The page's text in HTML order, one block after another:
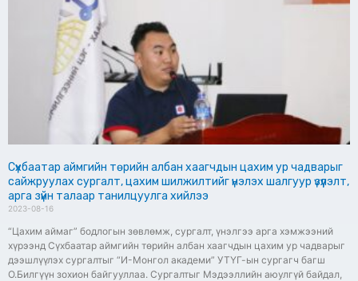
Сүхбаатар аймгийн төрийн албан хаагчдын цахим ур чадварыг
сайжруулах сургалт, цахим шилжилтийг үнэлэх шалгуур үзүүлэлт,
арга зүйн талаар танилцуулга хийлээ
2023-08-16
“Цахим аймаг” бодлогын зөвлөмж, сургалт, үнэлгээ арга хэмжээний
хүрээнд Сүхбаатар аймгийн төрийн албан хаагчдын цахим ур чадварыг
дээшлүүлэх сургалтыг “И-Монгол академи” УТҮГ-ын сургагч багш
О.Билгүүн зохион байгууллаа. Сургалтыг Мэдээллийн аюулгүй байдал,